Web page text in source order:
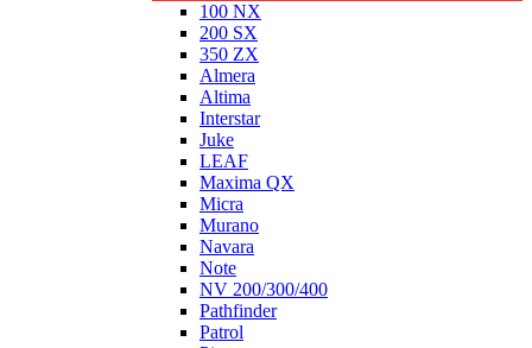
100 NX
200 SX
350 ZX
Almera
Altima
Interstar
Juke
LEAF
Maxima QX
Micra
Murano
Navara
Note
NV 200/300/400
Pathfinder
Patrol